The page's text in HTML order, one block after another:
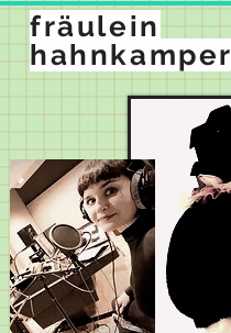
fräulein
hahnkamper